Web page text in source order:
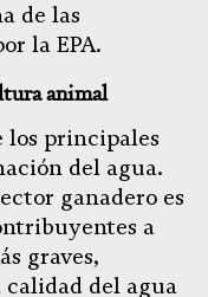
de las
la EPA.
animal
los principales
del agua.
ganadero es
a
graves,
del agua